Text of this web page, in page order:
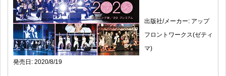
出版社/メーカー: アップ
フロントワークス(ゼティ
マ)
発売日: 2020/8/19